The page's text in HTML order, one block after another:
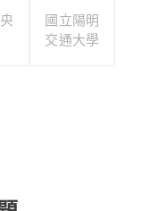
國立陽明
交通大學